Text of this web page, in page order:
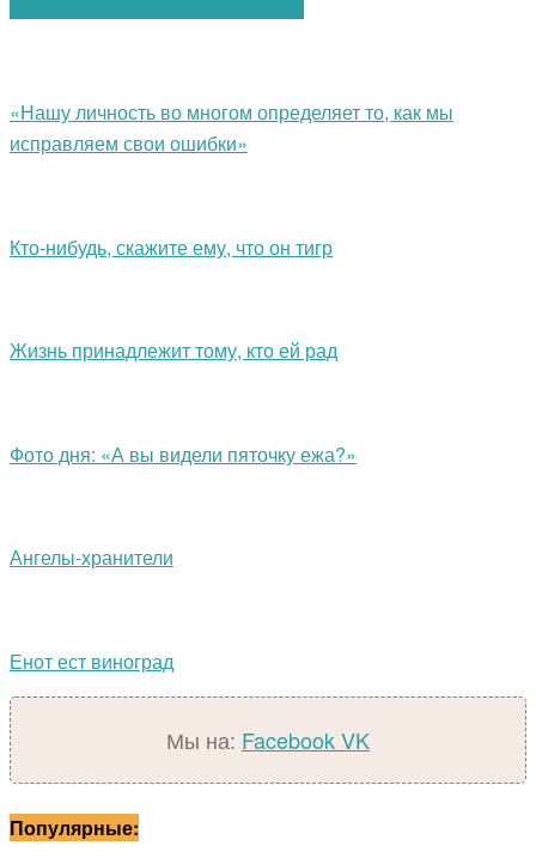
«Нашу личность во многом определяет то, как мы
исправляем свои ошибки»
Кто-нибудь, скажите ему, что он тигр
Жизнь принадлежит тому, кто ей рад
Фото дня: «А вы видели пяточку ежа?»
Ангелы-хранители
Енот ест виноград
Мы на: FacebookVK
Популярные: